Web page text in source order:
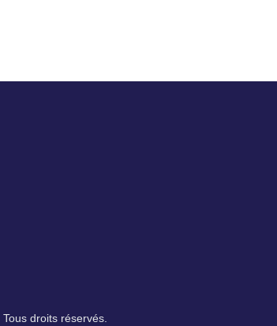
droits réservés.